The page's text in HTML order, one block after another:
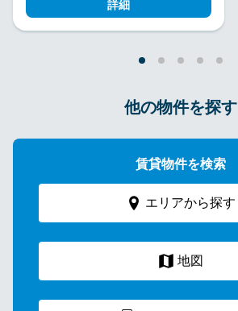
詳細
他の物件を探す
賃貸物件を検索
エリアから探す
地図